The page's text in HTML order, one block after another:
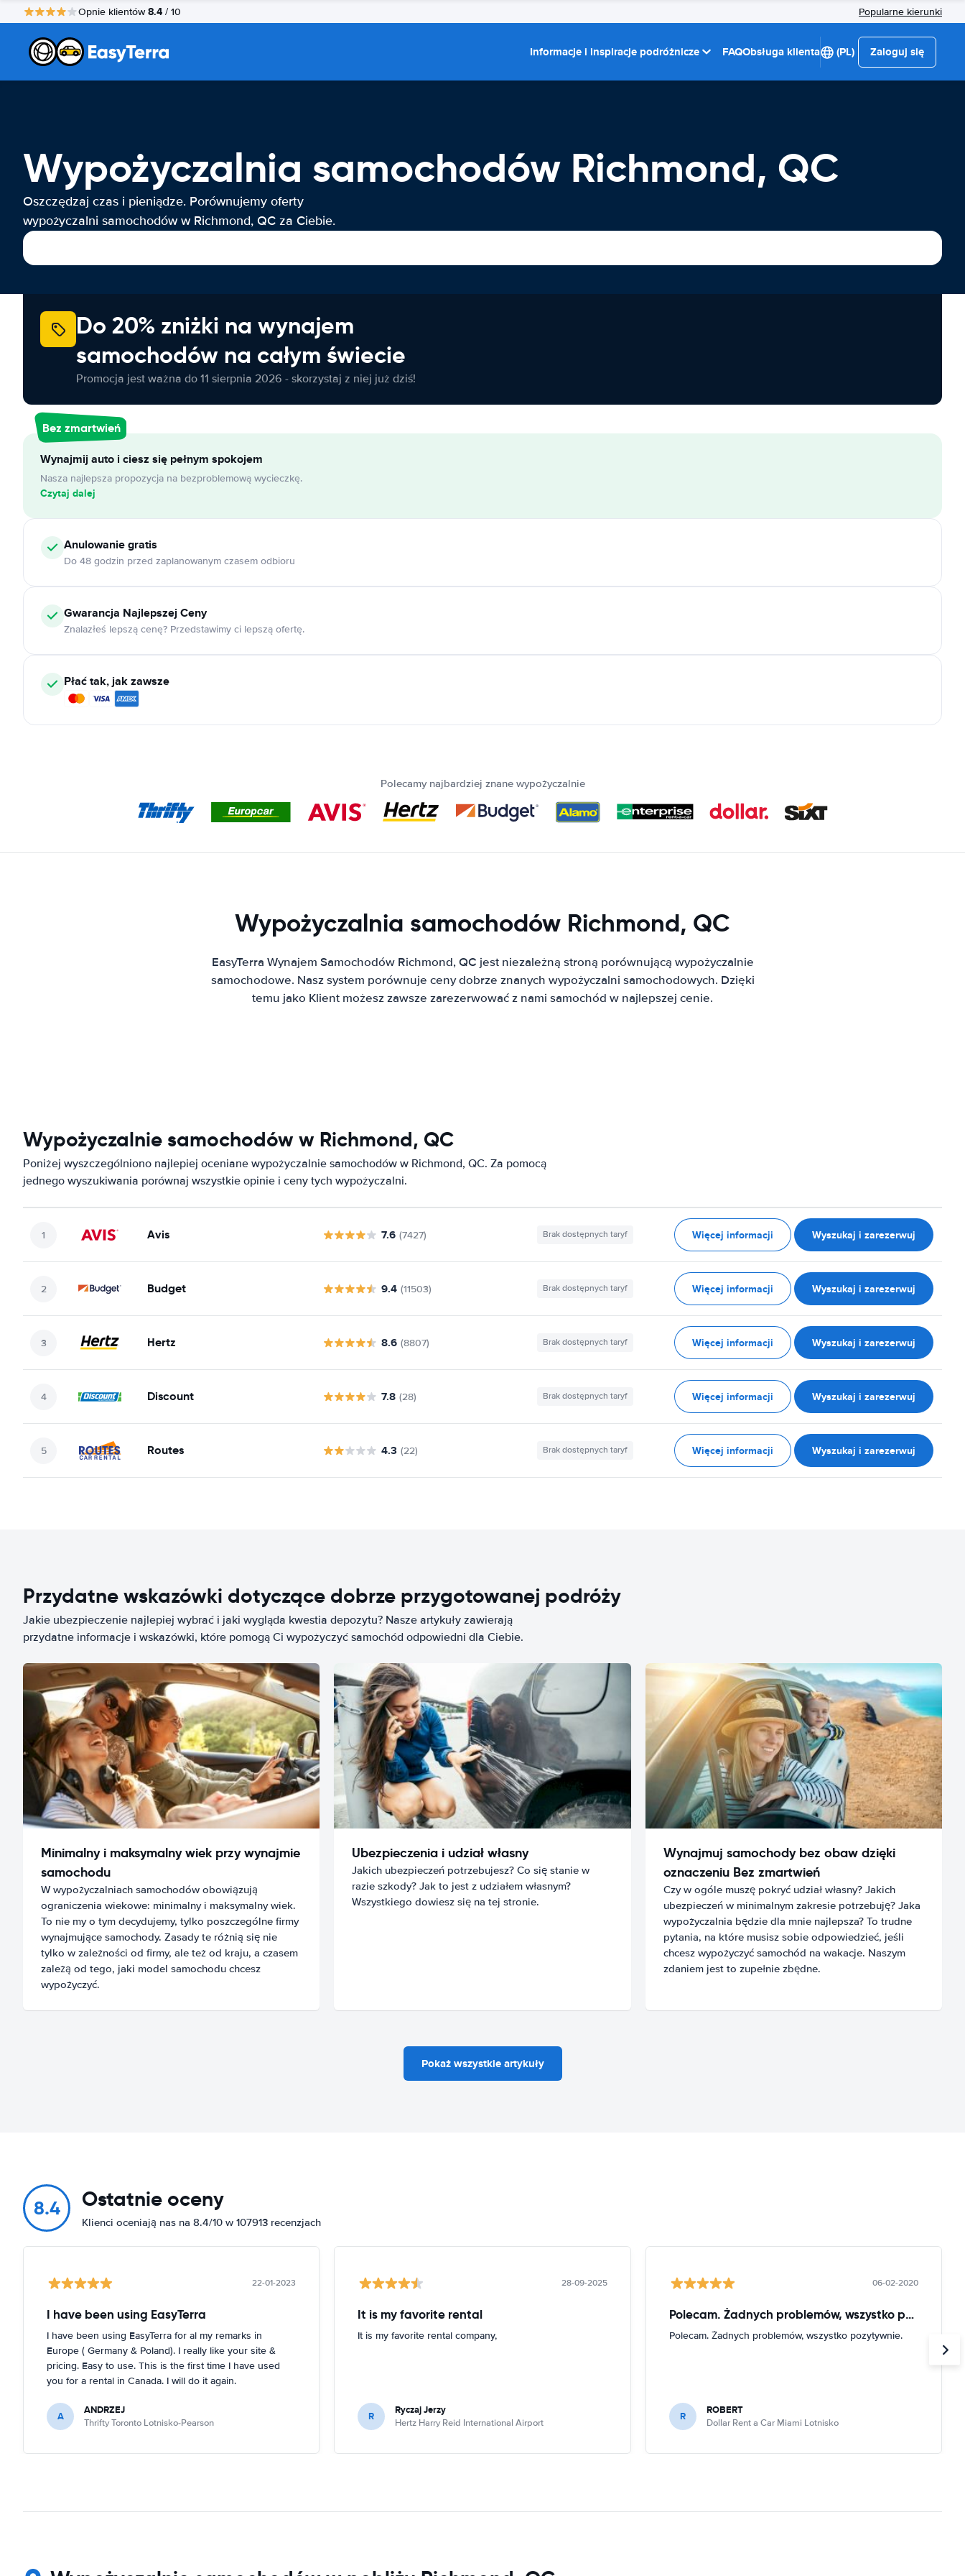
Opnie klientów8.4 / 10 Popularne kierunki
Informacje i inspiracje podróżnicze FAQObsługa klienta (PL) Zaloguj się
Wypożyczalnia samochodów Richmond, QC
Oszczędzaj czas i pieniądze. Porównujemy oferty
wypożyczalni samochodów w Richmond, QC za Ciebie.
Do 20% zniżki na wynajem
samochodów na całym świecie
Promocja jest ważna do 11 sierpnia 2026 - skorzystaj z niej już dziś!
Bez zmartwień
Wynajmij auto i ciesz się pełnym spokojem
Nasza najlepsza propozycja na bezproblemową wycieczkę.
Czytaj dalej
Anulowaniegratis
Do 48 godzin przed zaplanowanym czasem odbioru
Gwarancja Najlepszej Ceny
Znalazłeś lepszą cenę? Przedstawimy ci lepszą ofertę.
Płać tak, jak zawsze
Polecamy najbardziej znane wypożyczalnie
Wypożyczalnia samochodów Richmond, QC
EasyTerra Wynajem Samochodów Richmond, QC jest niezależną stroną porównującą wypożyczalnie
samochodowe. Nasz system porównuje ceny dobrze znanych wypożyczalni samochodowych. Dzięki
temu jako Klient możesz zawsze zarezerwować z nami samochód w najlepszej cenie.
Wypożyczalnie samochodów w Richmond, QC
Poniżej wyszczególniono najlepiej oceniane wypożyczalnie samochodów w Richmond, QC. Za pomocą
jednego wyszukiwania porównaj wszystkie opinie i ceny tych wypożyczalni.
Avis 7.6 (7427) Brak dostępnych taryf Więcej informacji Wyszukaj i zarezerwuj
Budget 9.4 (11503) Brak dostępnych taryf Więcej informacji Wyszukaj i zarezerwuj
Hertz 8.6 (8807) Brak dostępnych taryf Więcej informacji Wyszukaj i zarezerwuj
Discount 7.8 (28) Brak dostępnych taryf Więcej informacji Wyszukaj i zarezerwuj
Routes 4.3 (22) Brak dostępnych taryf Więcej informacji Wyszukaj i zarezerwuj
Przydatne wskazówki dotyczące dobrze przygotowanej podróży
Jakie ubezpieczenie najlepiej wybrać i jaki wygląda kwestia depozytu? Nasze artykuły zawierają
przydatne informacje i wskazówki, które pomogą Ci wypożyczyć samochód odpowiedni dla Ciebie.
Minimalny i maksymalny wiek przy wynajmie
samochodu
W wypożyczalniach samochodów obowiązują
ograniczenia wiekowe: minimalny i maksymalny wiek.
To nie my o tym decydujemy, tylko poszczególne firmy
wynajmujące samochody. Zasady te różnią się nie
tylko w zależności od firmy, ale też od kraju, a czasem
zależą od tego, jaki model samochodu chcesz
wypożyczyć.
Ubezpieczenia i udział własny
Jakich ubezpieczeń potrzebujesz? Co się stanie w
razie szkody? Jak to jest z udziałem własnym?
Wszystkiego dowiesz się na tej stronie.
Wynajmuj samochody bez obaw dzięki
oznaczeniu Bez zmartwień
Czy w ogóle muszę pokryć udział własny? Jakich
ubezpieczeń w minimalnym zakresie potrzebuję? Jaka
wypożyczalnia będzie dla mnie najlepsza? To trudne
pytania, na które musisz sobie odpowiedzieć, jeśli
chcesz wypożyczyć samochód na wakacje. Naszym
zdaniem jest to zupełnie zbędne.
Pokaż wszystkie artykuły
8.4 Ostatnie oceny
Klienci oceniają nas na 8.4/10 w 107913 recenzjach
22-01-2023
I have been using EasyTerra
I have been using EasyTerra for al my remarks in
Europe ( Germany & Poland). I really like your site &
pricing. Easy to use. This is the first time I have used
you for a rental in Canada. I will do it again.
A ANDRZEJ
Thrifty Toronto Lotnisko-Pearson
28-09-2025
It is my favorite rental
It is my favorite rental company,
R Ryczaj Jerzy
Hertz Harry Reid International Airport
06-02-2020
Polecam. Żadnych problemów, wszystko pozytywnie
Polecam. Żadnych problemów, wszystko pozytywnie.
R ROBERT
Dollar Rent a Car Miami Lotnisko